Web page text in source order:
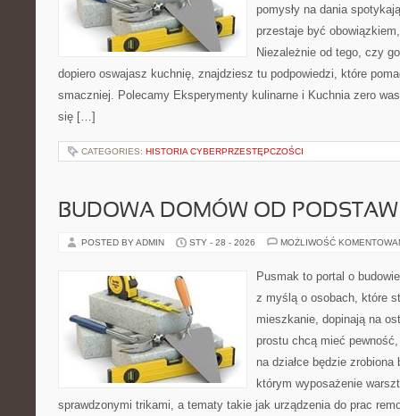
pomysły na dania
przestaje być
Niezależnie od tego, czy
dopiero oswajasz kuchnię, znajdziesz tu podpowiedzi, które
smaczniej. Polecamy Eksperymenty kulinarne i Kuchnia zero
się […]
CATEGORIES: HISTORIA CYBERPRZESTĘPCZOŚCI
BUDOWA DOMÓW OD PODSTAW
POSTED BY ADMIN STY - 28 - 2026 MOŻLIWOŚĆ
Pusmak to portal o
z myślą o osobach, które
mieszkanie, dopinają na
prostu chcą mieć
na działce będzie
którym wyposażenie
sprawdzonymi trikami, a tematy takie jak urządzenia do prac